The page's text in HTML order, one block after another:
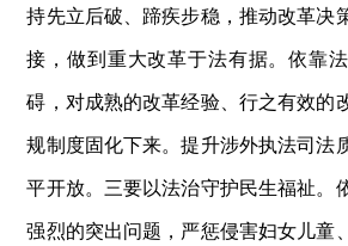
持先立后破、蹄疾步稳，推动改革决
接，做到重大改革于法有据。依靠
碍，对成熟的改革经验、行之有效的
规制度固化下来。提升涉外执法司法
平开放。三要以法治守护民生福祉。
强烈的突出问题，严惩侵害妇女儿童